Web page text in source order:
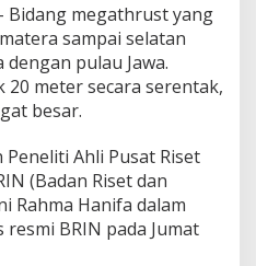
Bidang megathrust yang
sampai selatan
pulau Jawa.
meter secara serentak,
besar.
Ahli Pusat Riset
(Badan Riset dan
Rahma Hanifa dalam
BRIN pada Jumat